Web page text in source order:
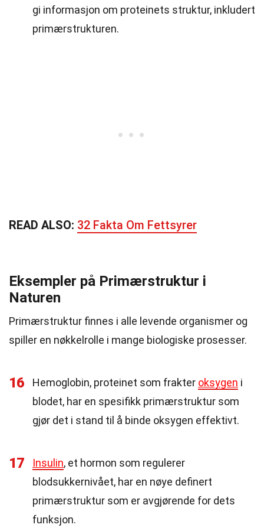
gi informasjon om proteinets struktur, inkludert
primærstrukturen.
READ ALSO: 32 Fakta Om Fettsyrer
Eksempler på Primærstruktur i
Naturen
Primærstruktur finnes i alle levende organismer og
spiller en nøkkelrolle i mange biologiske prosesser.
16 Hemoglobin, proteinet som frakter oksygen i
blodet, har en spesifikk primærstruktur som
gjør det i stand til å binde oksygen effektivt.
17 Insulin, et hormon som regulerer
blodsukkernivået, har en nøye definert
primærstruktur som er avgjørende for dets
funksjon.